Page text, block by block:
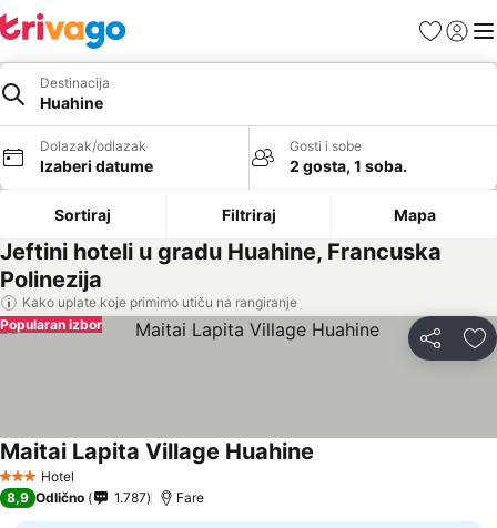
FavoritiPrijavi
Destinacija
Huahine
Dolazak/odlazak
Izaberi datume
Gosti i sobe
2 gosta, 1 soba.
Sortiraj Filtriraj Mapa
Jeftini hoteli u gradu Huahine, Francuska
Polinezija
Kako uplate koje primimo utiču na rangiranje
Deli
Popularan izbor
3 Zvezdice
Hotel
Maitai Lapita Village Huahine
8,9 Odlično 1.787 Fare